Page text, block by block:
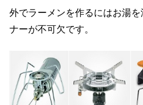
外でラーメンを作るにはお湯
ナーが不可欠です。